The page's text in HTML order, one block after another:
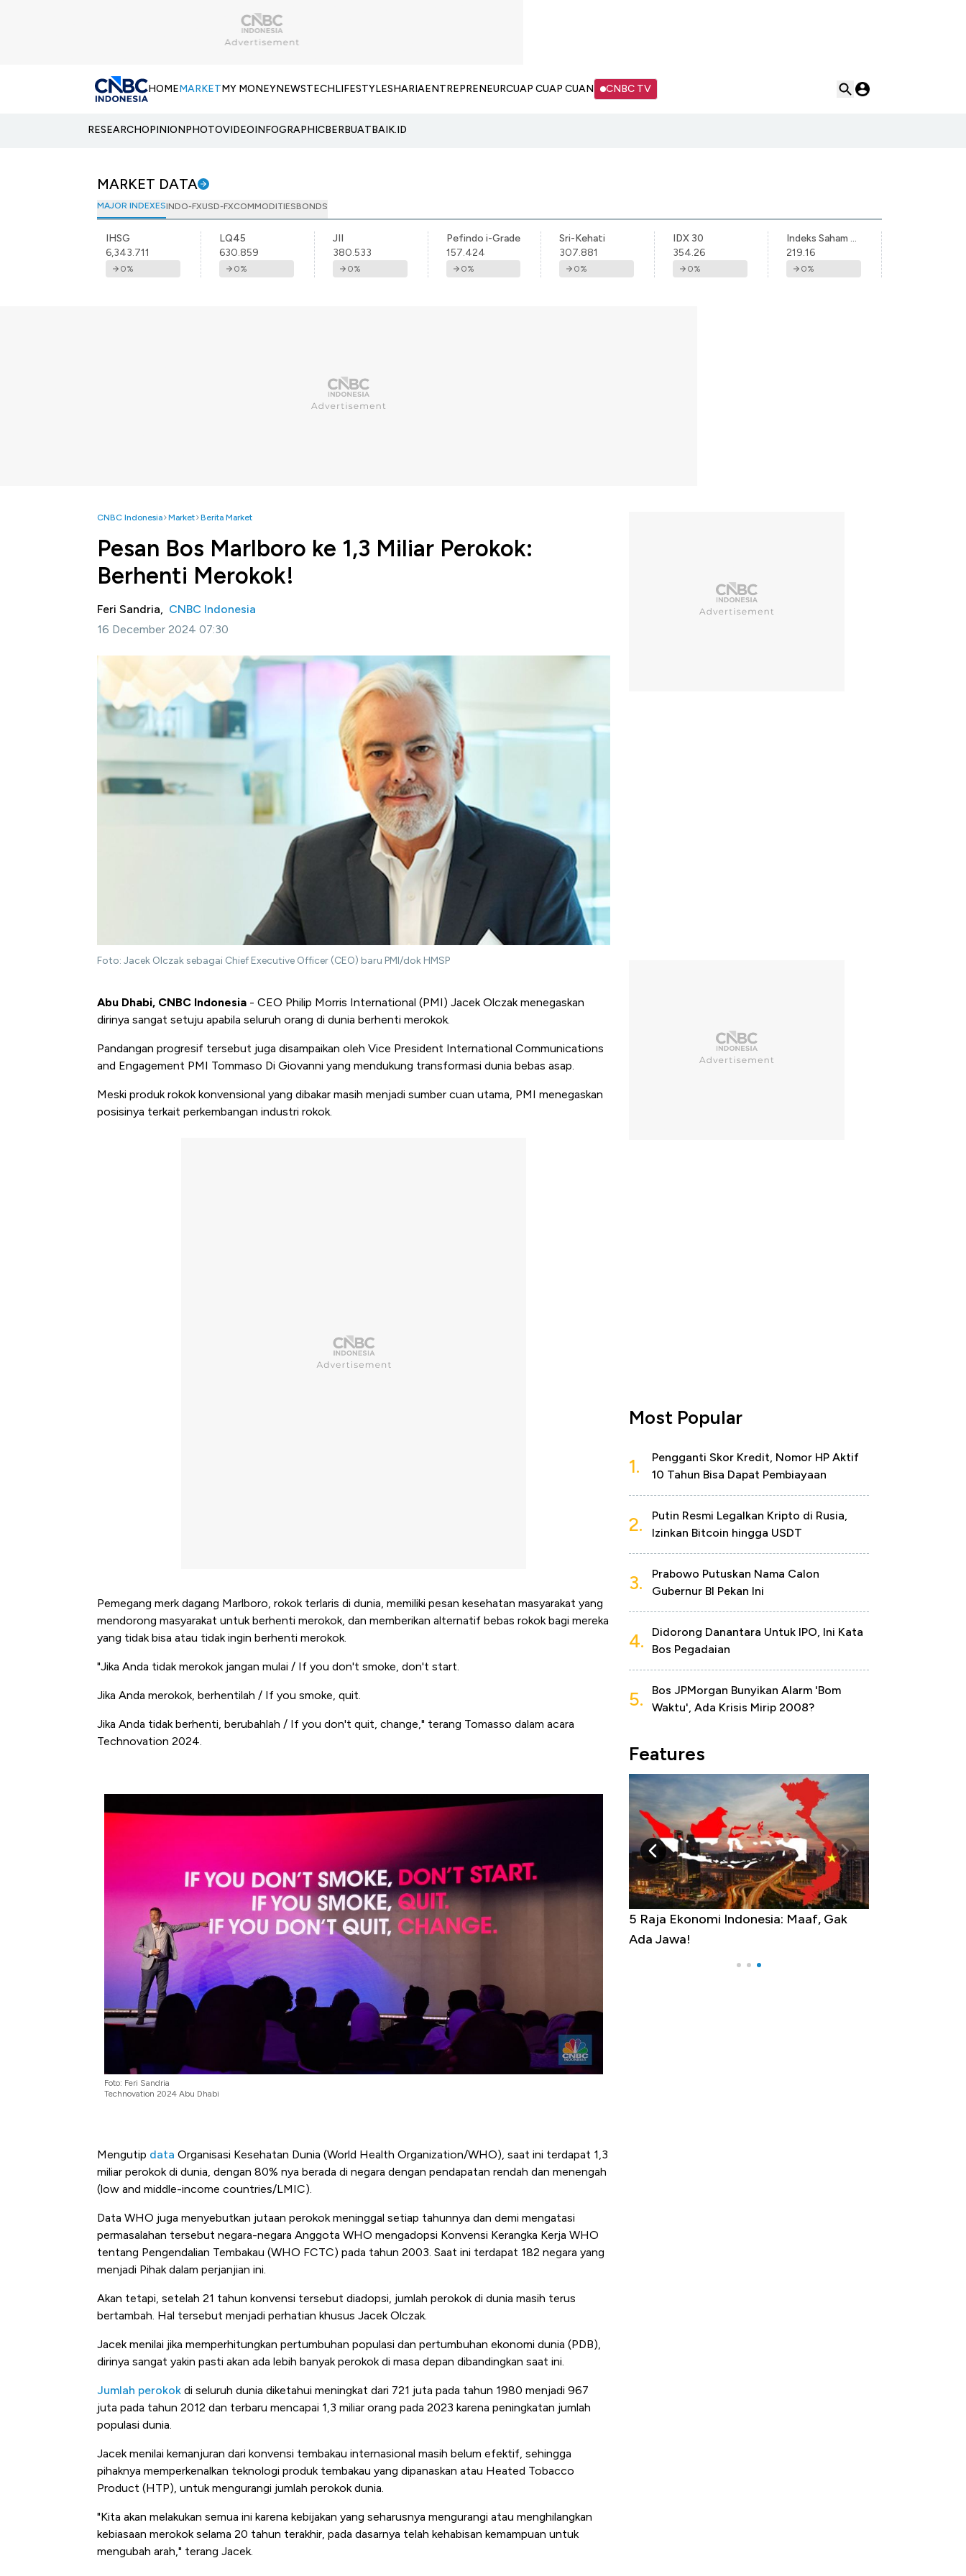
HOMEMARKETMY MONEYNEWSTECHLIFESTYLESHARIAENTREPRENEURCUAP CUAP CUAN CNBC TV
RESEARCHOPINIONPHOTOVIDEOINFOGRAPHICBERBUATBAIK.ID
MARKET DATA
MAJOR INDEXESINDO-FXUSD-FXCOMMODITIESBONDS
IHSG
6,343.711
0%
LQ45
630.859
0%
JII
380.533
0%
Pefindo i-Grade
157.424
0%
Sri-Kehati
307.881
0%
IDX 30
354.26
0%
Indeks Saham Syariah Indonesia
219.16
0%
CNBC Indonesia Market Berita Market
Pesan Bos Marlboro ke 1,3 Miliar Perokok:
Berhenti Merokok!
Feri Sandria, CNBC Indonesia
16 December 2024 07:30
Foto: Jacek Olczak sebagai Chief Executive Officer (CEO) baru PMI/dok HMSP
Abu Dhabi, CNBC Indonesia - CEO Philip Morris International (PMI) Jacek Olczakmenegaskan
dirinya sangat setuju apabila seluruh orang di dunia berhenti merokok.
Pandangan progresif tersebut juga disampaikan oleh Vice President International Communications
and Engagement PMI Tommaso Di Giovanni yang mendukung transformasi dunia bebas asap.
Meski produk rokok konvensional yang dibakar masih menjadi sumber cuan utama, PMI menegaskan
posisinya terkait perkembangan industri rokok.
Pemegang merk dagang Marlboro, rokok terlaris di dunia, memiliki pesan kesehatan masyarakat yang
mendorong masyarakat untuk berhenti merokok, dan memberikan alternatif bebas rokok bagi mereka
yang tidak bisa atau tidak ingin berhenti merokok.
"Jika Anda tidak merokok jangan mulai / If you don't smoke, don't start.
Jika Anda merokok, berhentilah / If you smoke, quit.
Jika Anda tidak berhenti, berubahlah / If you don't quit, change," terang Tomasso dalam acara
Technovation 2024.
Foto: Feri Sandria
Technovation 2024 Abu Dhabi
Mengutip data Organisasi Kesehatan Dunia (World Health Organization/WHO), saat ini terdapat 1,3
miliar perokok di dunia, dengan 80% nya berada di negara dengan pendapatan rendah dan menengah
(low and middle-income countries/LMIC).
Data WHO juga menyebutkan jutaan perokok meninggal setiap tahunnya dan demi mengatasi
permasalahan tersebut negara-negara Anggota WHO mengadopsi Konvensi Kerangka Kerja WHO
tentang Pengendalian Tembakau (WHO FCTC) pada tahun 2003. Saat ini terdapat 182 negara yang
menjadi Pihak dalam perjanjian ini.
Akan tetapi, setelah 21 tahun konvensi tersebut diadopsi, jumlah perokok di dunia masih terus
bertambah. Hal tersebut menjadi perhatian khusus Jacek Olczak.
Jacek menilai jika memperhitungkan pertumbuhan populasi dan pertumbuhan ekonomi dunia (PDB),
dirinya sangat yakin pasti akan ada lebih banyak perokok di masa depan dibandingkan saat ini.
Jumlah perokok di seluruh dunia diketahui meningkat dari 721 juta pada tahun 1980 menjadi 967
juta pada tahun 2012 dan terbaru mencapai 1,3 miliar orang pada 2023 karena peningkatan jumlah
populasi dunia.
Jacek menilai kemanjuran dari konvensi tembakau internasional masih belum efektif, sehingga
pihaknya memperkenalkan teknologi produk tembakau yang dipanaskan atau Heated Tobacco
Product (HTP), untuk mengurangi jumlah perokok dunia.
"Kita akan melakukan semua ini karena kebijakan yang seharusnya mengurangi atau menghilangkan
kebiasaan merokok selama 20 tahun terakhir, pada dasarnya telah kehabisan kemampuan untuk
mengubah arah," terang Jacek.
Most Popular
1.
Pengganti Skor Kredit, Nomor HP Aktif
10 Tahun Bisa Dapat Pembiayaan
2.
Putin Resmi Legalkan Kripto di Rusia,
Izinkan Bitcoin hingga USDT
3.
Prabowo Putuskan Nama Calon
Gubernur BI Pekan Ini
4.
Didorong Danantara Untuk IPO, Ini Kata
Bos Pegadaian
5.
Bos JPMorgan Bunyikan Alarm 'Bom
Waktu', Ada Krisis Mirip 2008?
Features
Bangkit dari Kubur! Bisnis Furniture &
Alas Kaki Tumbuh Double Digit
Industri Susu Jadi Bintang Baru Ekonomi
RI
5 Raja Ekonomi Indonesia: Maaf, Gak
Ada Jawa!